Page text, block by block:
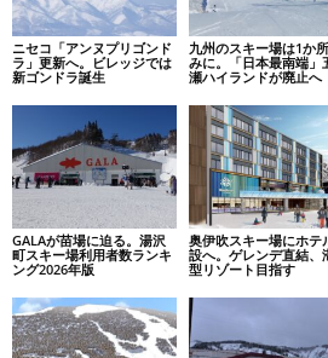
ニセコ「アンヌプリゴンド
ラ」更新へ。ビレッジでは
新ゴンドラ誕生
九州のスキー場は1か
みに。「日本最南端」
瀬ハイランドが廃止へ
GALAが苗場に迫る。湯沢
町スキー場利用者数ランキ
ング2026年版
奥伊吹スキー場にホテ
設へ。ゲレンデ直結、
型リゾート目指す